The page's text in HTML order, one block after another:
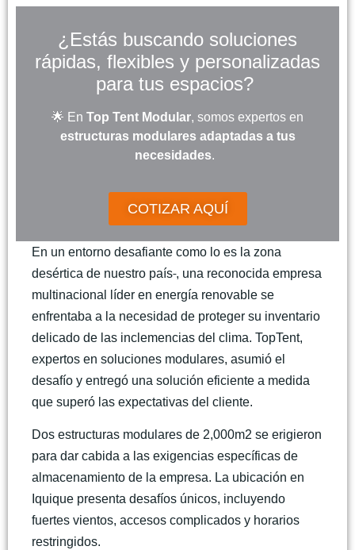
¿Estás buscando soluciones
rápidas, flexibles y personalizadas
para tus espacios?
🌟 En Top Tent Modular, somos expertos en
estructuras modulares adaptadas a tus
necesidades.
COTIZAR AQUÍ
En un entorno desafiante como lo es la zona
desértica de nuestro país , una reconocida empresa
multinacional líder en energía renovable se
enfrentaba a la necesidad de proteger su inventario
delicado de las inclemencias del clima. TopTent,
expertos en soluciones modulares, asumió el
desafío y entregó una solución eficiente a medida
que superó las expectativas del cliente.
Dos estructuras modulares de 2,000m2 se erigieron
para dar cabida a las exigencias específicas de
almacenamiento de la empresa. La ubicación en
Iquique presenta desafíos únicos, incluyendo
fuertes vientos, accesos complicados y horarios
restringidos.